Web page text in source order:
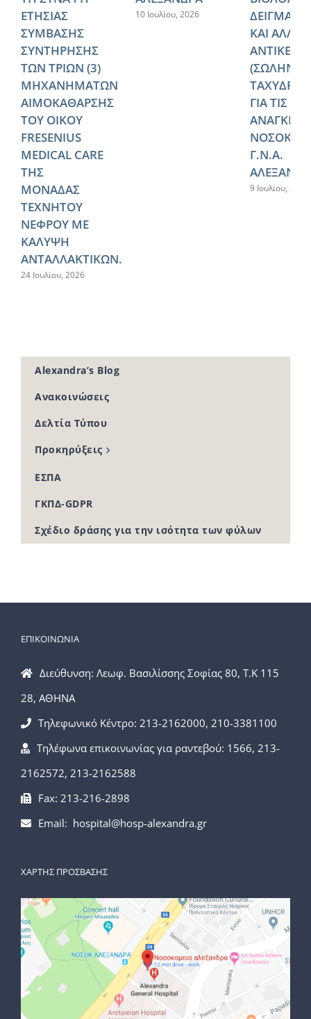
ΕΤΗΣΙΑΣ
ΣΥΜΒΑΣΗΣ
ΣΥΝΤΗΡΗΣΗΣ
ΤΩΝ ΤΡΙΩΝ (3)
ΜΗΧΑΝΗΜΑΤΩΝ
ΑΙΜΟΚΑΘΑΡΣΗΣ
ΤΟΥ ΟΙΚΟΥ
FRESENIUS
MEDICAL CARE
ΤΗΣ
ΜΟΝΑΔΑΣ
ΤΕΧΝΗΤΟΥ
ΝΕΦΡΟΥ ΜΕ
ΚΑΛΥΨΗ
ΑΝΤΑΛΛΑΚΤΙΚΩΝ.
24 Ιουλίου, 2026
10 Ιουλίου, 2026
ΚΑΙ
ΓΙΑ ΤΙΣ
ΑΝΑΓΚΕΣ
Γ.Ν.Α.
9 Ιουλίου, 2026
Alexandra’s Blog
Ανακοινώσεις
Δελτία Τύπου
Προκηρύξεις
ΕΣΠΑ
ΓΚΠΔ-GDPR
Σχέδιο δράσης για την ισότητα των φύλων
ΕΠΙΚΟΙΝΩΝΙΑ
Διεύθυνση: Λεωφ. Βασιλίσσης Σοφίας 80, Τ.Κ 115
28, ΑΘΗΝΑ
Τηλεφωνικό Κέντρο: 213-2162000, 210-3381100
Τηλέφωνα επικοινωνίας για ραντεβού: 1566, 213-
2162572, 213-2162588
Fax: 213-216-2898
Email: hospital@hosp-alexandra.gr
ΧΑΡΤΗΣ ΠΡΟΣΒΑΣΗΣ